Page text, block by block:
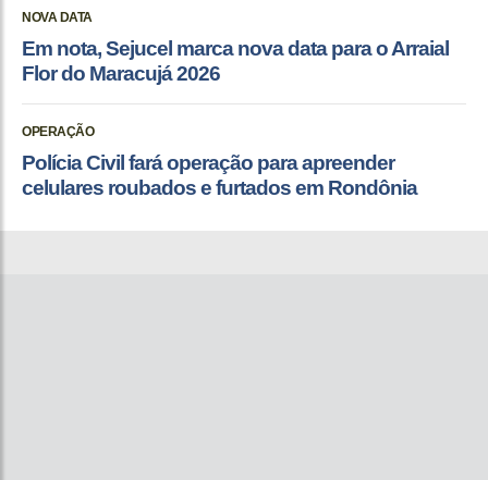
NOVA DATA
Em nota, Sejucel marca nova data para o Arraial
Flor do Maracujá 2026
OPERAÇÃO
Polícia Civil fará operação para apreender
celulares roubados e furtados em Rondônia